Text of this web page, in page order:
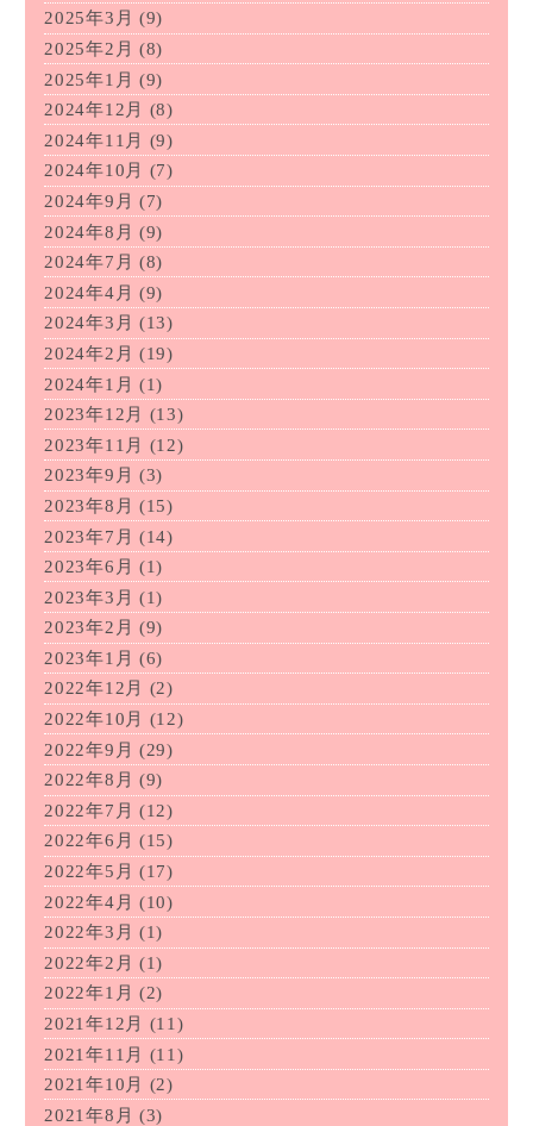
2025年3月 (9)
2025年2月 (8)
2025年1月 (9)
2024年12月
(8)
2024年11月
(9)
2024年10月
(7)
2024年9月 (7)
2024年8月 (9)
2024年7月 (8)
2024年4月 (9)
2024年3月 (13)
2024年2月 (19)
2024年1月 (1)
2023年12月
(13)
2023年11月
(12)
2023年9月 (3)
2023年8月 (15)
2023年7月 (14)
2023年6月 (1)
2023年3月 (1)
2023年2月 (9)
2023年1月 (6)
2022年12月
(2)
2022年10月
(12)
2022年9月 (29)
2022年8月 (9)
2022年7月 (12)
2022年6月 (15)
2022年5月 (17)
2022年4月 (10)
2022年3月 (1)
2022年2月 (1)
2022年1月 (2)
2021年12月
(11)
2021年11月 (11)
2021年10月
(2)
2021年8月 (3)